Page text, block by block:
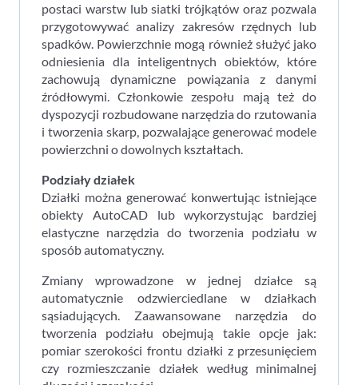
postaci warstw lub siatki trójkątów oraz pozwala
przygotowywać analizy zakresów rzędnych lub
spadków. Powierzchnie mogą również służyć jako
odniesienia dla inteligentnych obiektów, które
zachowują dynamiczne powiązania z danymi
źródłowymi. Członkowie zespołu mają też do
dyspozycji rozbudowane narzędzia do rzutowania
i tworzenia skarp, pozwalające generować modele
powierzchni o dowolnych kształtach.
Podziały działek
Działki można generować konwertując istniejące
obiekty AutoCAD lub wykorzystując bardziej
elastyczne narzędzia do tworzenia podziału w
sposób automatyczny.
Zmiany wprowadzone w jednej działce są
automatycznie odzwierciedlane w działkach
sąsiadujących. Zaawansowane narzędzia do
tworzenia podziału obejmują takie opcje jak:
pomiar szerokości frontu działki z przesunięciem
czy rozmieszczanie działek według minimalnej